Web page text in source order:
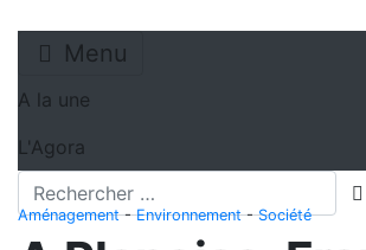
Menu
A la une
L'Agora
Recherche
Aménagement-Environnement-Société